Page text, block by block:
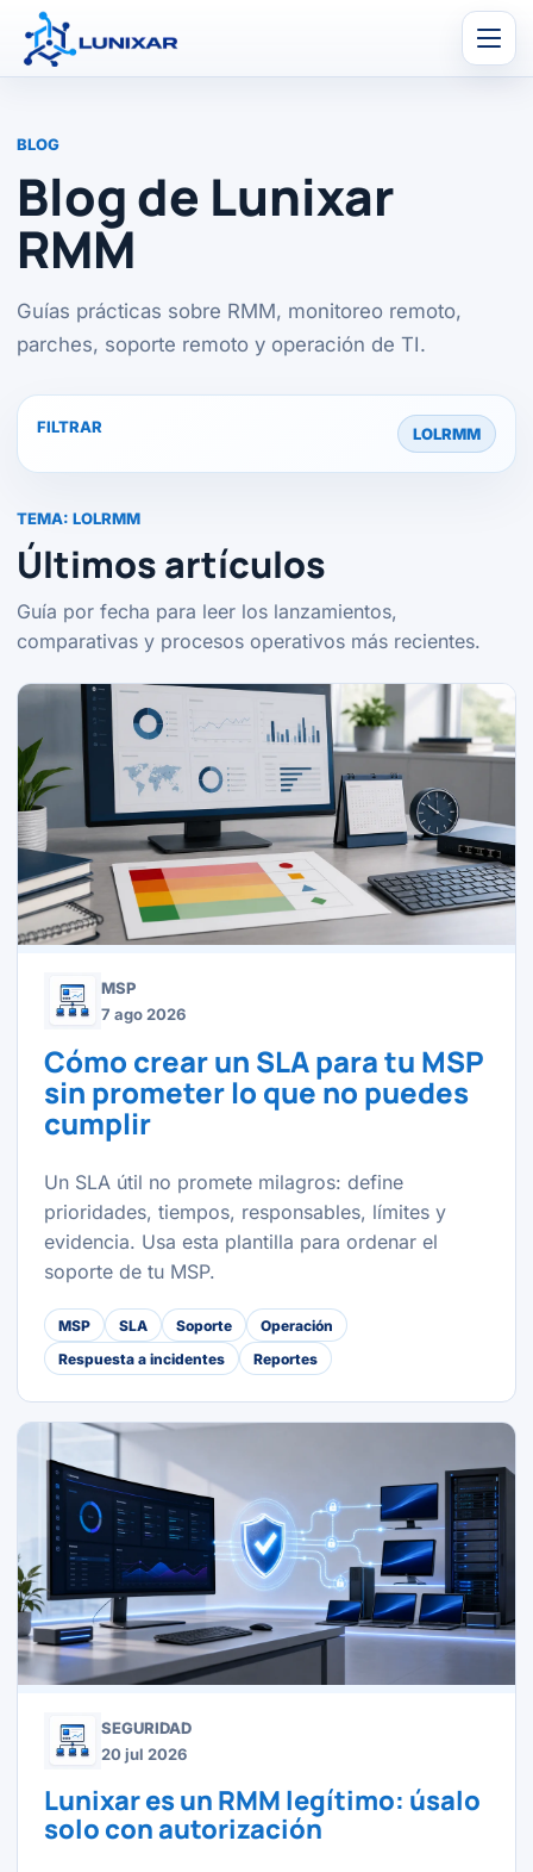
BLOG
Blog de Lunixar
RMM
Guías prácticas sobre RMM, monitoreo remoto,
parches, soporte remoto y operación de TI.
FILTRAR LOLRMM
TEMA: LOLRMM
Últimos artículos
Guía por fecha para leer los lanzamientos,
comparativas y procesos operativos más recientes.
MSP
7 ago 2026
Cómo crear un SLA para tu MSP
sin prometer lo que no puedes
cumplir
Un SLA útil no promete milagros: define
prioridades, tiempos, responsables, límites y
evidencia. Usa esta plantilla para ordenar el
soporte de tu MSP.
MSP SLA Soporte
Operación
Respuesta a incidentes
Reportes
SEGURIDAD
20 jul 2026
Lunixar es un RMM legítimo: úsalo
solo con autorización